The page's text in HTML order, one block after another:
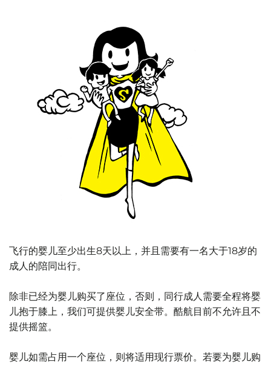
飞行的婴儿至少出生8天以上，并且需要有一名大于18岁的
成人的陪同出行。
除非已经为婴儿购买了座位，否则，同行成人需要全程将婴
儿抱于膝上，我们可提供婴儿安全带。酷航目前不允许且不
提供摇篮。
婴儿如需占用一个座位，则将适用现行票价。若要为婴儿购